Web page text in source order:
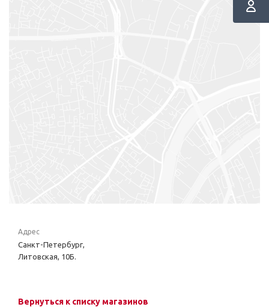
Адрес
Санкт-Петербург,
Литовская, 10Б.
Вернуться к списку магазинов